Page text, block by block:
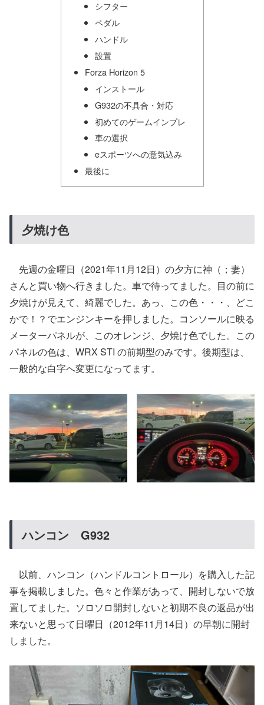
シフター
ペダル
ハンドル
設置
Forza Horizon 5
インストール
G932の不具合・対応
初めてのゲームインプレ
車の選択
eスポーツへの意気込み
最後に
夕焼け色
先週の金曜日（2021年11月12日）の夕方に神（；妻）
さんと買い物へ行きました。車で待ってました。目の前に
夕焼けが見えて、綺麗でした。あっ、この色・・・、どこ
かで！？でエンジンキーを押しました。コンソールに映る
メーターパネルが、このオレンジ、夕焼け色でした。この
パネルの色は、WRX STI の前期型のみです。後期型は、
一般的な白字へ変更になってます。
ハンコン G932
以前、ハンコン（ハンドルコントロール）を購入した記
事を掲載しました。色々と作業があって、開封しないで放
置してました。ソロソロ開封しないと初期不良の返品が出
来ないと思って日曜日（2012年11月14日）の早朝に開封
しました。